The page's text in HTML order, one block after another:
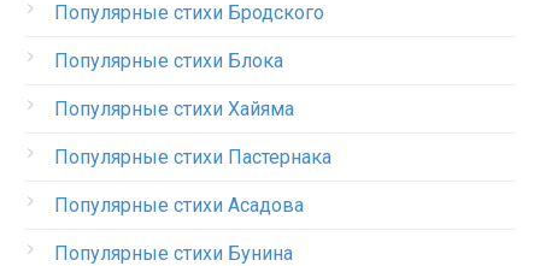
Популярные стихи Бродского
Популярные стихи Блока
Популярные стихи Хайяма
Популярные стихи Пастернака
Популярные стихи Асадова
Популярные стихи Бунина